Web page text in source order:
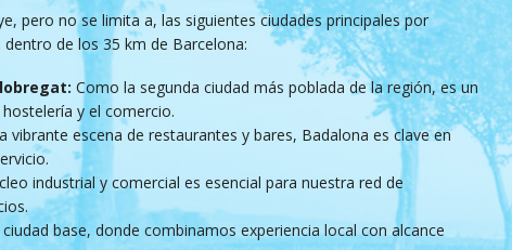
pero no se limita a, las siguientes ciudades principales por
de los 35 km de Barcelona:
Como la segunda ciudad más poblada de la región, es un
y el comercio.
vibrante escena de restaurantes y bares, Badalona es clave en
industrial y comercial es esencial para nuestra red de
base, donde combinamos experiencia local con alcance